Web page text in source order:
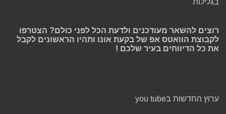
בגלילות
רוצים להשאר מעודכנים ולדעת הכל לפני כולם? הצטרפו
לקבוצת הוואטס אפ של בקעת אונו ותהיו הראשונים לקבל
את כל הדיווחים בעיר שלכם !
ערוץ החדשות בyou tube